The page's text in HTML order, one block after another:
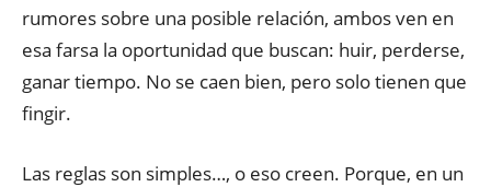
rumores sobre una posible relación, ambos ven en
esa farsa la oportunidad que buscan: huir, perderse,
ganar tiempo. No se caen bien, pero solo tienen que
fingir.
Las reglas son simples…, o eso creen. Porque, en un